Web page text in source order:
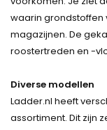
waarin grondstoffen
magazijnen. De
roostertreden en -
Diverse modellen
Ladder.nl heeft
assortiment. Dit zijn